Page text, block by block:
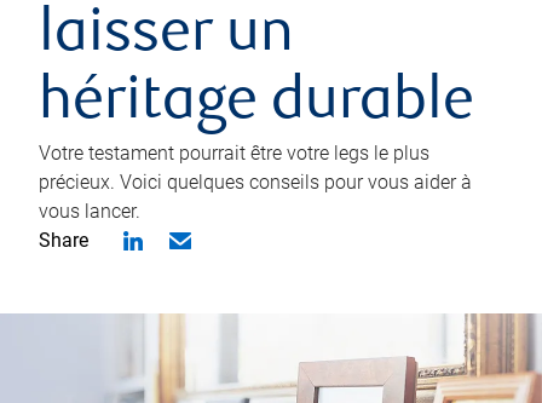
laisser un
héritage durable
Votre testament pourrait être votre legs le plus
précieux. Voici quelques conseils pour vous aider à
vous lancer.
Share